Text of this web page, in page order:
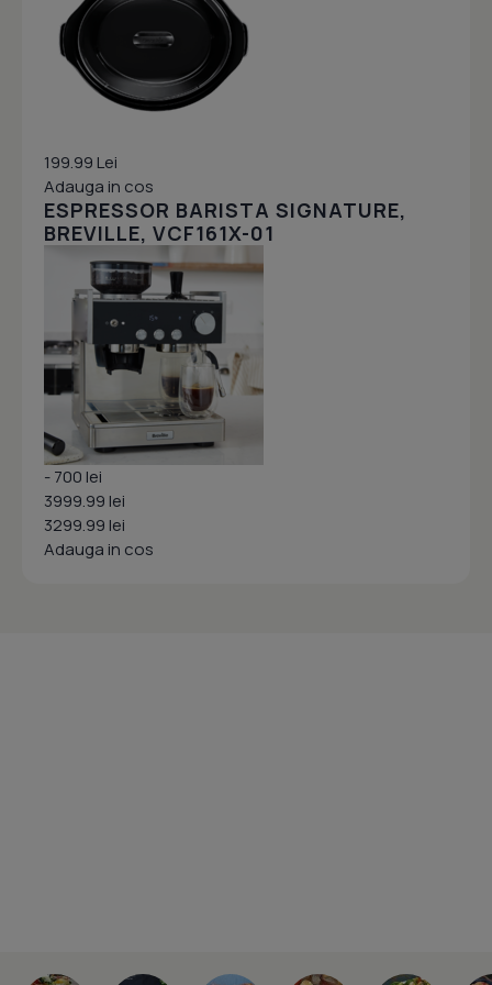
199.99 Lei
Adauga in cos
ESPRESSOR BARISTA SIGNATURE,
BREVILLE, VCF161X-01
- 700 lei
3999.99 lei
3299.99 lei
Adauga in cos